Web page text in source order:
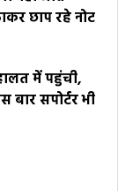
छाप रहे नोट
में पहुंची,
बार सपोर्टर भी